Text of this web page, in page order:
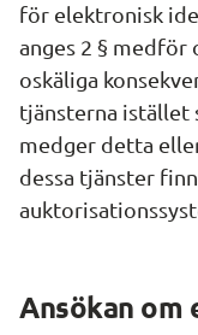
för elektronisk
anges 2 § medför
oskäliga
tjänsterna istället
medger detta
dessa tjänster
Ansökan om